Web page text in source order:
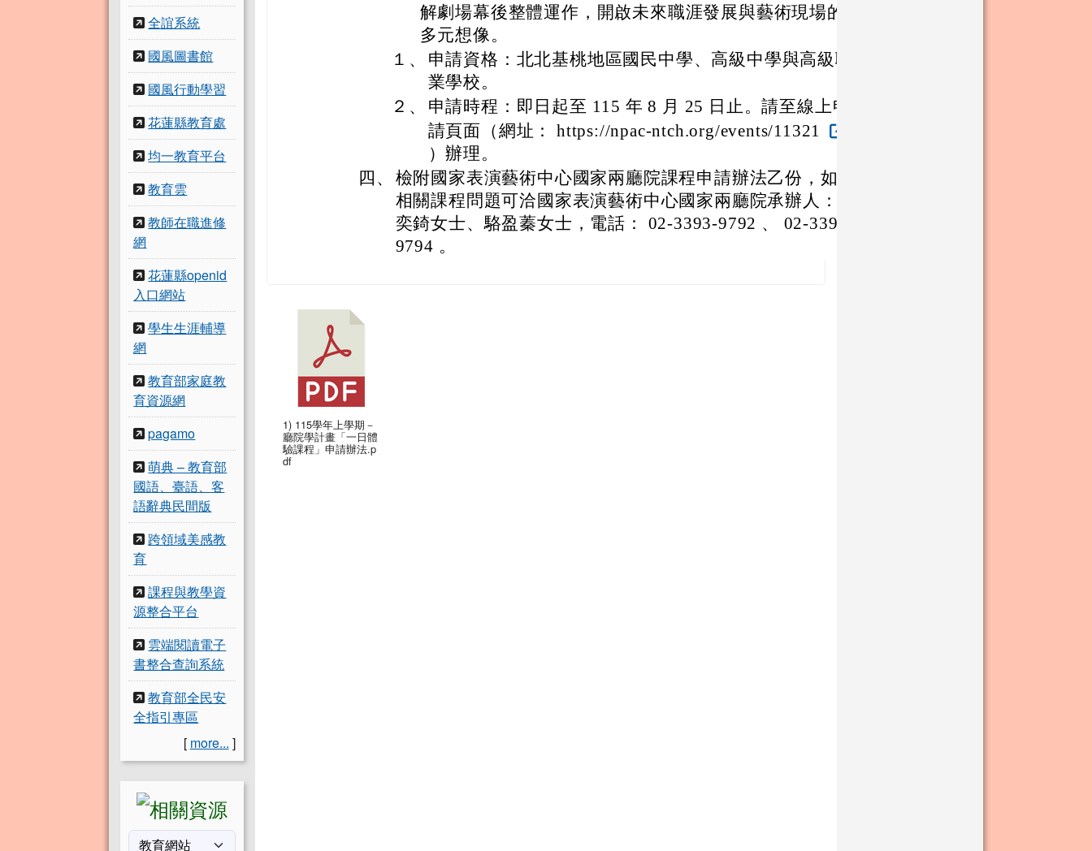
全誼系統
國風圖書館
國風行動學習
花蓮縣教育處
均一教育平台
教育雲
教師在職進修
網
花蓮縣openid
入口網站
學生生涯輔導
網
教育部家庭教
育資源網
pagamo
萌典 – 教育部
國語、臺語、客
語辭典民間版
跨領域美感教
育
課程與教學資
源整合平台
雲端閱讀電子
書整合查詢系統
教育部全民安
全指引專區
[ more... ]
解劇場幕後整體運作，開啟未來職涯發展與藝術現場的
多元想像。
１、
申請資格：北北基桃地區國民中學、高級中學與高級職
業學校。
２、
申請時程：即日起至 115 年 8 月 25 日止。請至線上申
請頁面（網址： https://npac-ntch.org/events/11321
）辦理。
四、 檢附國家表演藝術中心國家兩廳院課程申請辦法乙份，如有
相關課程問題可洽國家表演藝術中心國家兩廳院承辦人：邱
奕錡女士、駱盈蓁女士，電話： 02-3393-9792 、 02-3393-
9794 。
1) 115學年上學期－
廳院學計畫「一日體
驗課程」申請辦法.p
df